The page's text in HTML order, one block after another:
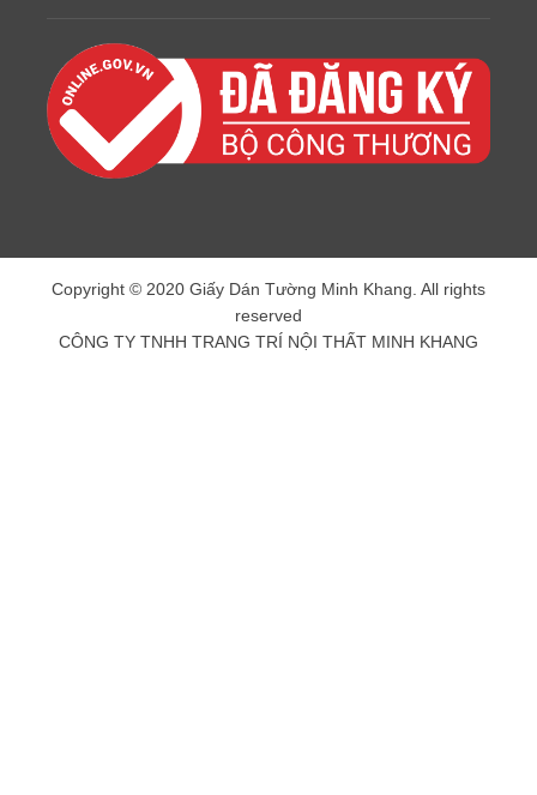
Copyright © 2020 Giấy Dán Tường Minh Khang. All rights
reserved
CÔNG TY TNHH TRANG TRÍ NỘI THẤT MINH KHANG